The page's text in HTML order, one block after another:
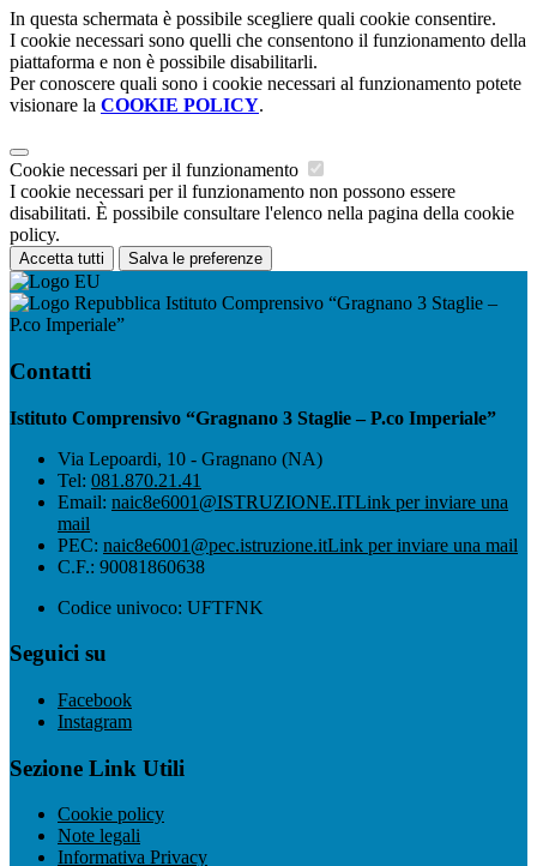
In questa schermata è possibile scegliere quali cookie consentire.
I cookie necessari sono quelli che consentono il funzionamento della
piattaforma e non è possibile disabilitarli.
Per conoscere quali sono i cookie necessari al funzionamento potete
visionare la COOKIE POLICY.
Cookie necessari per il funzionamento
I cookie necessari per il funzionamento non possono essere
disabilitati. È possibile consultare l'elenco nella pagina della cookie
policy.
Accetta tutti Salva le preferenze
Istituto Comprensivo “Gragnano 3 Staglie –
P.co Imperiale”
Contatti
Istituto Comprensivo “Gragnano 3 Staglie – P.co Imperiale”
Via Lepoardi, 10 - Gragnano (NA)
Tel: 081.870.21.41
Email: naic8e6001@ISTRUZIONE.ITLink per inviare una
mail
PEC: naic8e6001@pec.istruzione.itLink per inviare una mail
C.F.: 90081860638
Codice univoco: UFTFNK
Seguici su
Facebook
Instagram
Sezione Link Utili
Cookie policy
Note legali
Informativa Privacy